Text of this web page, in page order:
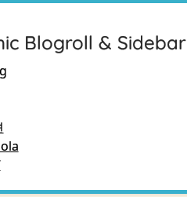
Blogroll & Sidebar